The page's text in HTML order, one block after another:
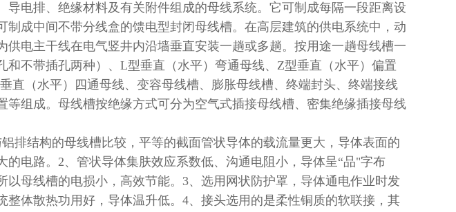
导电排、绝缘材料及有关附件组成的母线系统。它可制成每隔一段距离设
制成中间不带分线盒的馈电型封闭母线槽。在高层建筑的供电系统中，动
供电主干线在电气竖井内沿墙垂直安装一趟或多趟。按用途一趟母线槽一
不带插孔两种）、 L型垂直（水平）弯通母线、 Z型垂直（水平）偏置
直（水平）四通母线、变容母线槽、膨胀母线槽、终端封头、终端接线
等组成。母线槽按绝缘方式可分为空气式插接母线槽、密集绝缘插接母线
排结构的母线槽比较，平等的截面管状导体的载流量更大，导体表面的
电路。 2、管状导体集肤效应系数低、沟通电阻小，导体呈“品"字布
母线槽的电损小，高效节能。 3、选用网状防护罩，导体通电作业时发
体散热功用好，导体温升低。 4、接头选用的是柔性铜质的软联接，其